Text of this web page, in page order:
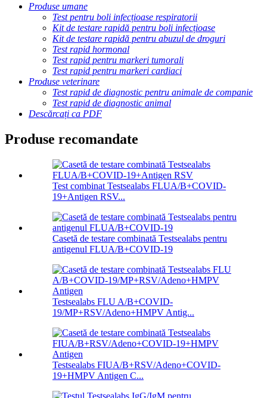
Produse umane
Test pentru boli infecțioase respiratorii
Kit de testare rapidă pentru boli infecțioase
Kit de testare rapidă pentru abuzul de droguri
Test rapid hormonal
Test rapid pentru markeri tumorali
Test rapid pentru markeri cardiaci
Produse veterinare
Test rapid de diagnostic pentru animale de companie
Test rapid de diagnostic animal
Descărcați ca PDF
Produse recomandate
Test combinat Testsealabs FLUA/B+COVID-
19+Antigen RSV...
Casetă de testare combinată Testsealabs pentru
antigenul FLUA/B+COVID-19
Testsealabs FLU A/B+COVID-
19/MP+RSV/Adeno+HMPV Antig...
Testsealabs FIUA/B+RSV/Adeno+COVID-
19+HMPV Antigen C...